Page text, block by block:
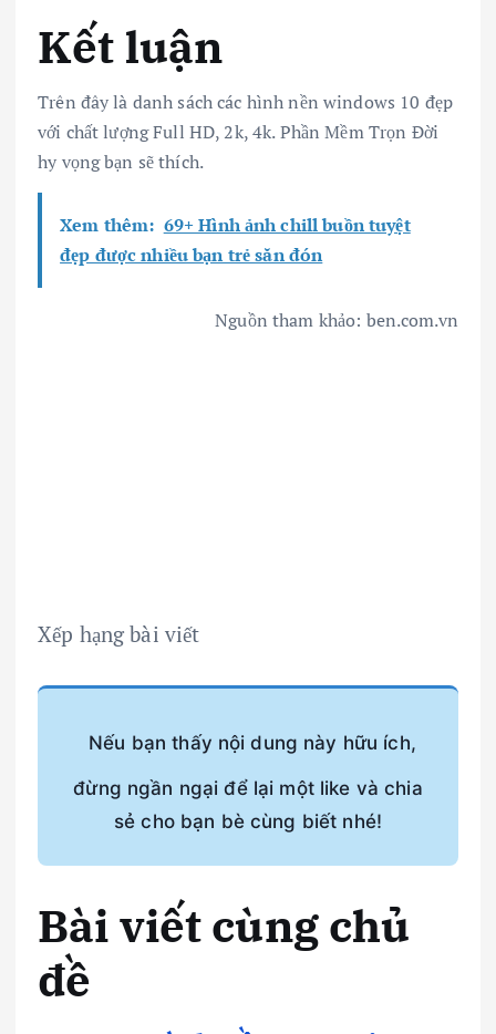
Kết luận
Trên đây là danh sách các hình nền windows 10 đẹp
với chất lượng Full HD, 2k, 4k. Phần Mềm Trọn Đời
hy vọng bạn sẽ thích.
Xem thêm: 69+ Hình ảnh chill buồn tuyệt
đẹp được nhiều bạn trẻ săn đón
Nguồn tham khảo: ben.com.vn
Xếp hạng bài viết
Nếu bạn thấy nội dung này hữu ích,
đừng ngần ngại để lại một like và chia
sẻ cho bạn bè cùng biết nhé!
Bài viết cùng chủ
đề